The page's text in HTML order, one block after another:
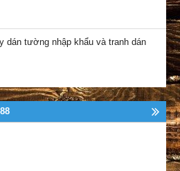
dán tường nhập khẩu và tranh dán